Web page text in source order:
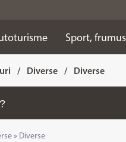
Sport,
/ Diverse / Diverse
» Diverse